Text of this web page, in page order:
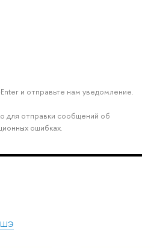
и отправьте нам уведомление.
для отправки сообщений о
ошибках.